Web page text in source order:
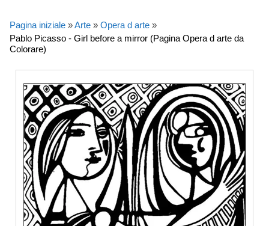
Pagina iniziale »Arte » Opera d arte »
Pablo Picasso - Girl before a mirror (Pagina Opera d arte da
Colorare)